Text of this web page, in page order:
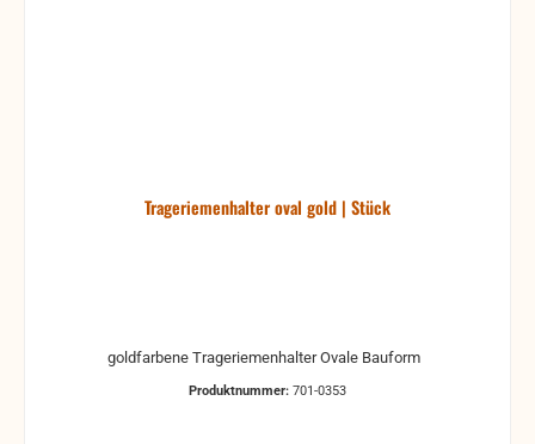
Trageriemenhalter oval gold | Stück
Produktnummer: 701-0353